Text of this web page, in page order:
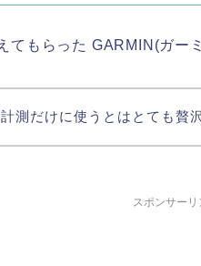
てもらった GARMIN(ガー
測だけに使うとはとても贅沢
スポンサーリ